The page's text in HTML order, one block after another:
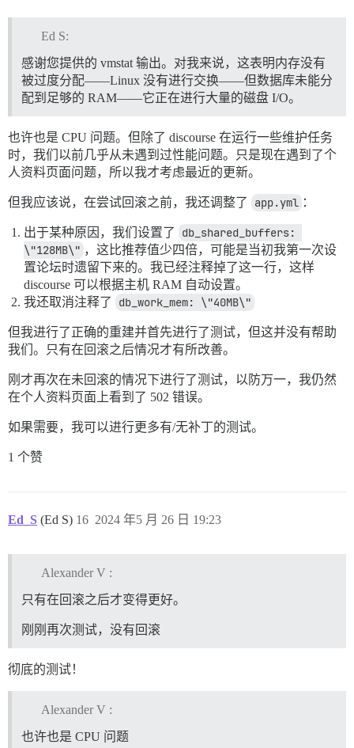
Ed S:
感谢您提供的 vmstat 输出。对我来说，这表明内存没有
被过度分配——Linux 没有进行交换——但数据库未能分
配到足够的 RAM——它正在进行大量的磁盘 I/O。
也许也是 CPU 问题。但除了 discourse 在运行一些维护任务
时，我们以前几乎从未遇到过性能问题。只是现在遇到了个
人资料页面问题，所以我才考虑最近的更新。
但我应该说，在尝试回滚之前，我还调整了 app.yml ：
出于某种原因，我们设置了
db_shared_buffers:
\"128MB\" ，这比推荐值少四倍，可能是当初我第一次设
置论坛时遗留下来的。我已经注释掉了这一行，这样
discourse 可以根据主机 RAM 自动设置。
我还取消注释了
db_work_mem: \"40MB\"
但我进行了正确的重建并首先进行了测试，但这并没有帮助
我们。只有在回滚之后情况才有所改善。
刚才再次在未回滚的情况下进行了测试，以防万一，我仍然
在个人资料页面上看到了 502 错误。
如果需要，我可以进行更多有/无补丁的测试。
1 个赞
Ed_S (Ed S) 2024 年5 月 26 日 19:23
16
Alexander V :
只有在回滚之后才变得更好。
刚刚再次测试，没有回滚
彻底的测试！
Alexander V :
也许也是 CPU 问题